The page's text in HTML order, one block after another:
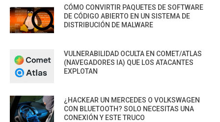
CÓMO CONVIRTIR PAQUETES DE SOFTWARE
DE CÓDIGO ABIERTO EN UN SISTEMA DE
DISTRIBUCIÓN DE MALWARE
VULNERABILIDAD OCULTA EN COMET/ATLAS
(NAVEGADORES IA) QUE LOS ATACANTES
EXPLOTAN
¿HACKEAR UN MERCEDES O VOLKSWAGEN
CON BLUETOOTH? SOLO NECESITAS UNA
CONEXIÓN Y ESTE TRUCO